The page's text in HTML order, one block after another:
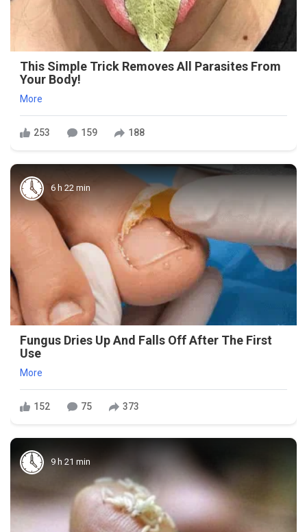
This Simple Trick Removes All Parasites From
Your Body!
More
253 159 188
6 h 22 min
Fungus Dries Up And Falls Off After The First
Use
More
152 75 373
9 h 21 min